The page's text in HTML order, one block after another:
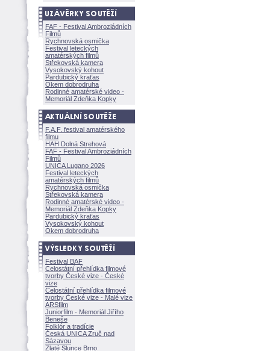
FAF - Festival Ambroziádních
Filmů
Rychnovská osmička
Festival leteckých
amatérských filmů
Střekovská kamera
Vysokovský kohout
Pardubický kraťas
Okem dobrodruha
Rodinné amatérské video -
Memoriál Zdeňka Kopky
F.A.F. festival amatérského
filmu
HAH Dolná Strehov
FAF - Festival Ambroziádních
Filmů
UNICA Lugano 2026
Festival leteckých
amatérských filmů
Rychnovská osmička
Střekovská kamera
Rodinné amatérské video -
Memoriál Zdeňka Kopky
Pardubický kraťas
Vysokovský kohout
Okem dobrodruha
Festival BAF
Celostátní přehlídka filmové
tvorby České vize - České
vize
Celostátní přehlídka filmové
tvorby České vize - Malé vize
ARSfilm
Juniorfilm - Memoriál Jiřího
Beneše
Folklór a tradície
Česká UNICA Zruč nad
Sázavou
Zlaté Slunce Brno